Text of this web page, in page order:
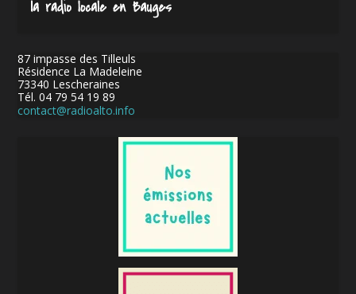
87 impasse des Tilleuls
Résidence La Madeleine
73340 Lescheraines
Tél. 04 79 54 19 89
contact@radioalto.info